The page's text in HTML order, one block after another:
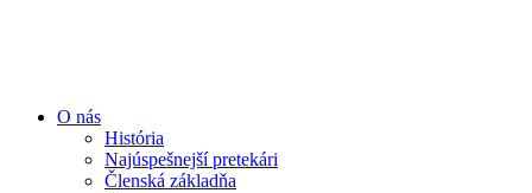
O nás
História
Najúspešnejší pretekári
Členská základňa